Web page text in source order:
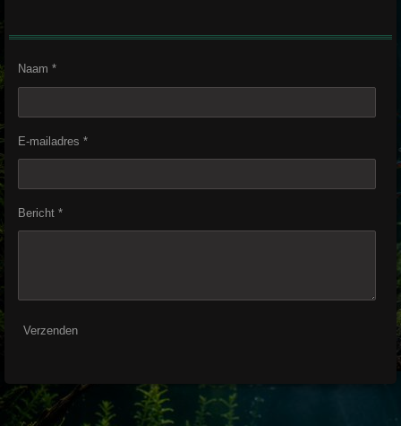
Naam *
E-mailadres *
Bericht *
Verzenden